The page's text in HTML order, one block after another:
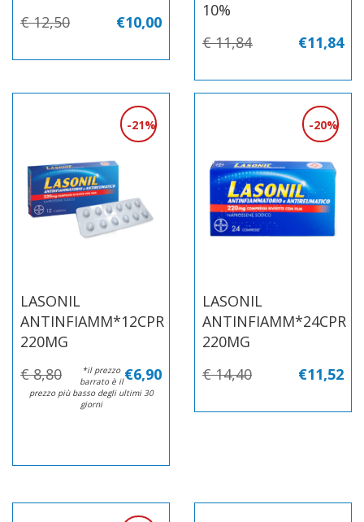
€ 12,50 €10,00
10%
€11,84
€ 11,84
LASONIL
ANTINFIAMM*12CPR
220MG
21%
€ 8,80 €6,90
*il prezzo
barrato è il
prezzo più basso degli ultimi 30
giorni
LASONIL
ANTINFIAMM*24CPR
220MG
20%
€ 14,40 €11,52